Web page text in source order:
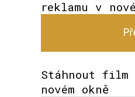
reklamu v
Stáhnout
novém okně